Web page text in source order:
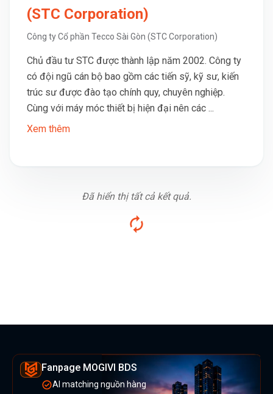
(STC Corporation)
Công ty Cổ phần Tecco Sài Gòn (STC Corporation)
Chủ đầu tư STC được thành lập năm 2002. Công ty
có đội ngũ cán bộ bao gồm các tiến sỹ, kỹ sư, kiến
trúc sư được đào tạo chính quy, chuyên nghiệp.
Cùng với máy móc thiết bị hiện đại nên các ...
Xem thêm
Đã hiển thị tất cả kết quả.
Fanpage MOGIVI BDS
AI matching nguồn hàng